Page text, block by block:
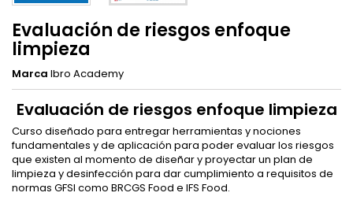
Evaluación de riesgos enfoque
limpieza
Marca Ibro Academy
Evaluación de riesgos enfoque limpieza
Curso diseñado para entregar herramientas y nociones
fundamentales y de aplicación para poder evaluar los riesgos
que existen al momento de diseñar y proyectar un plan de
limpieza y desinfección para dar cumplimiento a requisitos de
normas GFSI como BRCGS Food e IFS Food.